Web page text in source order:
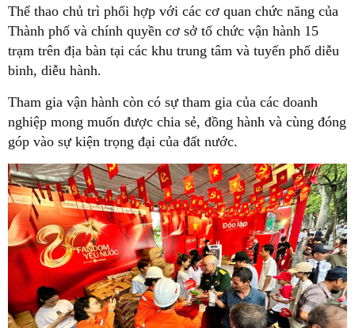
Thể thao chủ trì phối hợp với các cơ quan chức năng của
Thành phố và chính quyền cơ sở tổ chức vận hành 15
trạm trên địa bàn tại các khu trung tâm và tuyến phố diễu
binh, diễu hành.
Tham gia vận hành còn có sự tham gia của các doanh
nghiệp mong muốn được chia sẻ, đồng hành và cùng đóng
góp vào sự kiện trọng đại của đất nước.